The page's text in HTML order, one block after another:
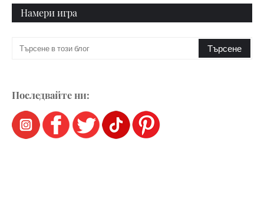
Намери игра
Последвайте ни: